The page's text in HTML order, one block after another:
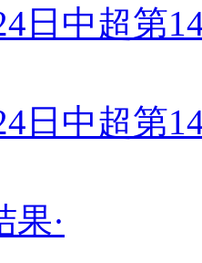
日中超第
日中超第
果·